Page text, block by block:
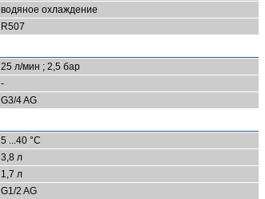
водяное охлаждение
R507
25 л/мин ; 2,5 бар
-
G3/4 AG
5 ...40 °C
3,8 л
1,7 л
G1/2 AG